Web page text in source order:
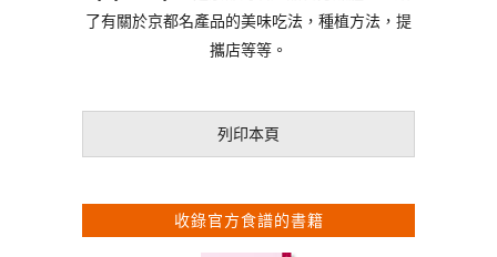
了有關於京都名產品的美味吃法，種植方法，提
攜店等等。
列印本頁
收錄官方食譜的書籍